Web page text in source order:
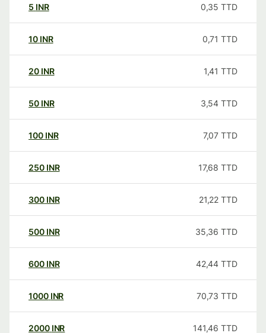
5 INR 0,35 TTD
10 INR 0,71 TTD
20 INR 1,41 TTD
50 INR 3,54 TTD
100 INR 7,07 TTD
250 INR 17,68 TTD
300 INR 21,22 TTD
500 INR 35,36 TTD
600 INR 42,44 TTD
1000 INR 70,73 TTD
2000 INR 141,46 TTD